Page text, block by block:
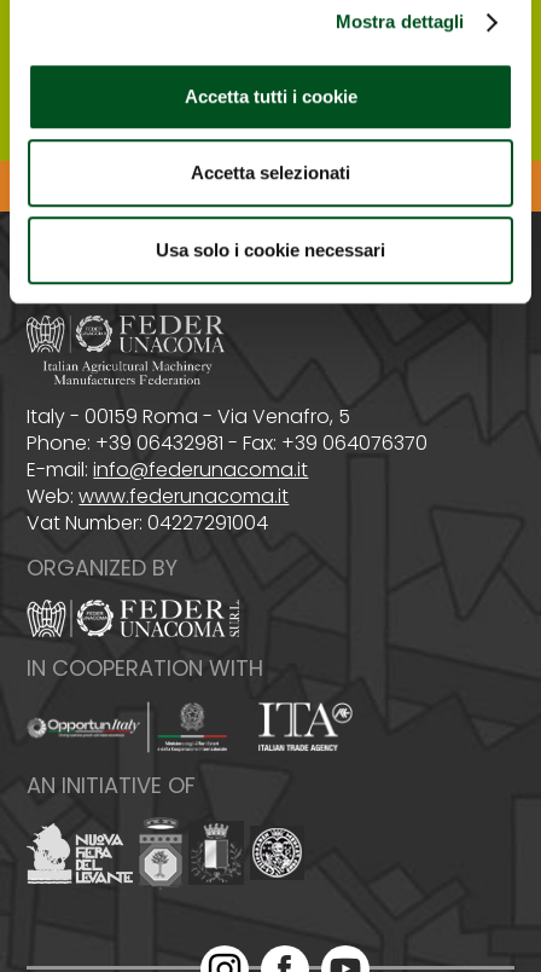
Mostra dettagli
Accetta tutti i cookie
Accetta selezionati
Usa solo i cookie necessari
Register ONLINE
Download the Agrilevante APP
PROMOTED BY
Italy - 00159 Roma - Via Venafro, 5
Phone: +39 06432981 - Fax: +39 064076370
E-mail:info@federunacoma.it
Web:www.federunacoma.it
Vat Number: 04227291004
ORGANIZED BY
IN COOPERATION WITH
AN INITIATIVE OF